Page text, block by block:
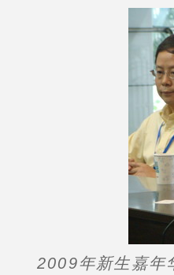
2009年新生嘉年